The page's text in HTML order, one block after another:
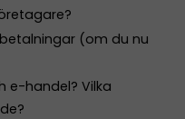
(om du nu
e-handel? Vilka